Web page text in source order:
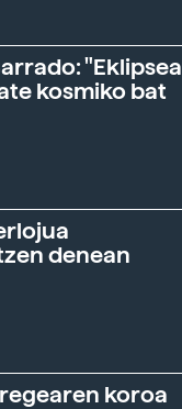
"Eklipsea
kosmiko bat
denean
koroa